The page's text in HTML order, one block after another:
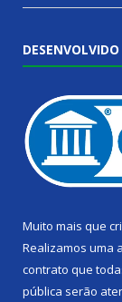
Muito mais que
Realizamos uma
contrato que
pública serão